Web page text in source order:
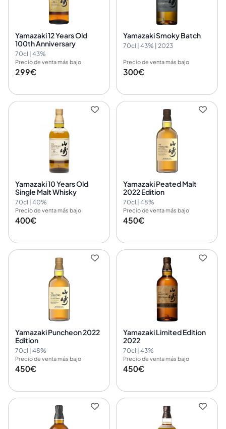
Yamazaki 12 Years Old
100th Anniversary
70cl | 43%
Precio de venta más bajo
299€
Yamazaki Smoky Batch
70cl | 43% | 2023
Precio de venta más bajo
300€
Yamazaki 10 Years Old
Single Malt Whisky
70cl | 40%
Precio de venta más bajo
400€
Yamazaki Peated Malt
2022 Edition
70cl | 48%
Precio de venta más bajo
450€
Yamazaki Puncheon 2022
Edition
70cl | 48%
Precio de venta más bajo
450€
Yamazaki Limited Edition
2022
70cl | 43%
Precio de venta más bajo
450€